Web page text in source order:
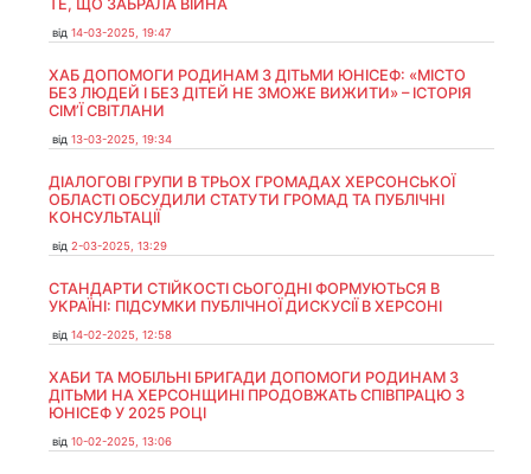
ТЕ, ЩО ЗАБРАЛА ВІЙНА
від 14-03-2025, 19:47
ХАБ ДОПОМОГИ РОДИНАМ З ДІТЬМИ ЮНІСЕФ: «МІСТО
БЕЗ ЛЮДЕЙ І БЕЗ ДІТЕЙ НЕ ЗМОЖЕ ВИЖИТИ» – ІСТОРІЯ
СІМʼЇ СВІТЛАНИ
від 13-03-2025, 19:34
ДІАЛОГОВІ ГРУПИ В ТРЬОХ ГРОМАДАХ ХЕРСОНСЬКОЇ
ОБЛАСТІ ОБСУДИЛИ СТАТУТИ ГРОМАД ТА ПУБЛІЧНІ
КОНСУЛЬТАЦІЇ
від 2-03-2025, 13:29
СТАНДАРТИ СТІЙКОСТІ СЬОГОДНІ ФОРМУЮТЬСЯ В
УКРАЇНІ: ПІДСУМКИ ПУБЛІЧНОЇ ДИСКУСІЇ В ХЕРСОНІ
від 14-02-2025, 12:58
ХАБИ ТА МОБІЛЬНІ БРИГАДИ ДОПОМОГИ РОДИНАМ З
ДІТЬМИ НА ХЕРСОНЩИНІ ПРОДОВЖАТЬ СПІВПРАЦЮ З
ЮНІСЕФ У 2025 РОЦІ
від 10-02-2025, 13:06